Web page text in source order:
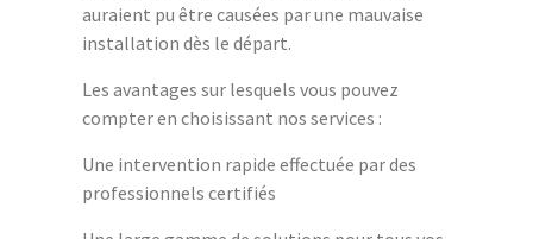
auraient pu être causées par une mauvaise
installation dès le départ.
Les avantages sur lesquels vous pouvez
compter en choisissant nos services :
Une intervention rapide effectuée par des
professionnels certifiés